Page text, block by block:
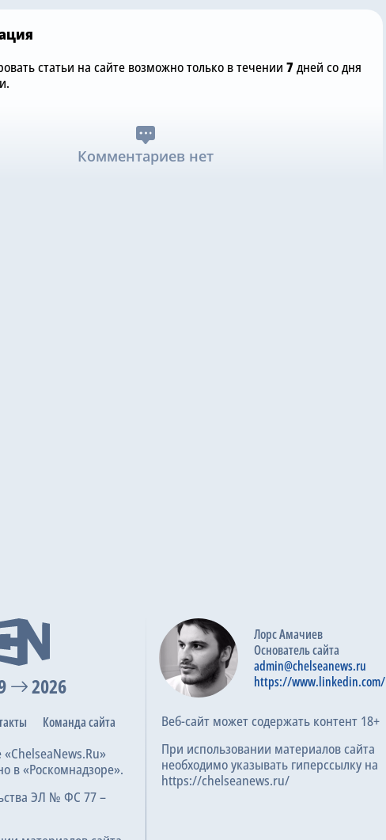
статьи на сайте возможно только в течении 7дней со дня
Комментариев нет
2026
Команда сайта
в «Роскомнадзоре».
ЭЛ № ФС 77 –
Лорс Амачиев
Основатель сайта
admin@chelseanews.ru
https://www.linkedin.com/
Веб-сайт может содержать контент 18+
При использовании материалов сайта
необходимо указывать гиперссылку на
https://chelseanews.ru/